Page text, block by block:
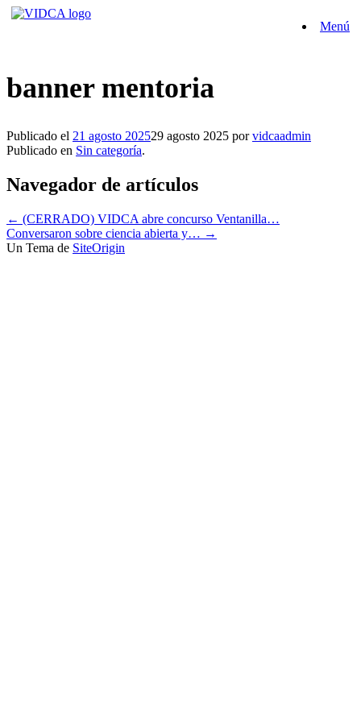
Saltar
Menú
banner mentoria
Publicado el 21 agosto 202529 agosto 2025 porvidcaadmin
Publicado en Sin categoría.
Navegador de artículos
← (CERRADO) VIDCA abre concurso Ventanilla…
Conversaron sobre ciencia abierta y… →
Un Tema de SiteOrigin